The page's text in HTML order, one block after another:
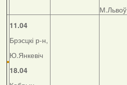
М.Львоў
11.04
Брэсцкі р-н,
Ю.Янкевіч
18.04